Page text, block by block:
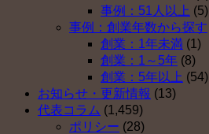
（そ
の
３）
は
ス
ト
５
（そ
の
２）
は
事例：51人以上 (5)
事例：創業年数から探す
創業：1年未満 (1)
創業：1～5年 (8)
創業：5年以上 (54)
お知らせ・更新情報 (13)
代表コラム (1,459)
ポリシー (28)